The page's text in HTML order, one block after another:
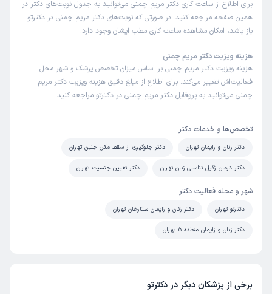
برای اطلاع از ساعت کاری دکتر مریم چمنی می‌توانید به جدول نوبت‌های دکتر در
همین صفحه مراجعه کنید. در صورتی که نوبت‌های دکتر مریم چمنی در دکترتو
باز باشد، امکان مشاهده ساعت کاری مطب ایشان وجود دارد.
هزینه ویزیت دکتر مریم چمنی
هزینه ویزیت دکتر مریم چمنی بر اساس میزان تخصص پزشک و شهر محل
فعالیت‌اش تغییر می‌کند. برای اطلاع از مبلغ دقیق هزینه ویزیت دکتر مریم
چمنی می‌توانید به پروفایل دکتر مریم چمنی در دکترتو مراجعه کنید.
تخصص‌ها و خدمات دکتر
دکتر زنان و زایمان تهران دکتر جلوگیری از سقط مکرر جنین تهران
دکتر درمان زگیل تناسلی زنان تهران دکتر تعیین جنسیت تهران
شهر و محله فعالیت دکتر
دکترتو تهران دکتر زنان و زایمان ستارخان تهران
دکتر زنان و زایمان منطقه 5 تهران
برخی از پزشکان دیگر در دکترتو